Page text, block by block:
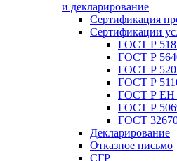
и декларирование
Сертификация
Сертификации
ГОСТ Р
ГОСТ Р
ГОСТ Р
ГОСТ Р
ГОСТ Р ЕН
ГОСТ Р
ГОСТ
Декларирование
Отказное письмо
СГР